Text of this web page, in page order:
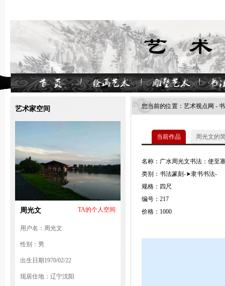
艺术家空间
周光文 TA的个人空间
用户名：周光文
性别：男
出生日期1970/02/22
现居住地：辽宁沈阳
您当前的位置： 艺术视点网 -
当前作品 周光文的
名称：广水周光文书法：使至
类别：书法篆刻-➤隶书书法-
规格：四尺
编号：217
价格：1000